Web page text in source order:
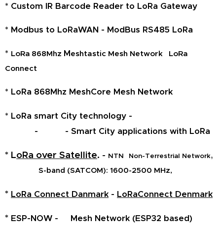
* Custom IR Barcode Reader to LoRa Gateway
* Modbus to LoRaWAN - ModBus RS485 LoRa
* LoRa 868Mhz Meshtastic Mesh Network LoRa
Connect
* LoRa 868Mhz MeshCore Mesh Network
* LoRa smart City technology -
- - Smart City applications with LoRa
* LoRa over Satellite. - NTN Non-Terrestrial Network,
S-band (SATCOM): 1600-2500 MHz,
* LoRa Connect Danmark - LoRaConnect Denmark
* ESP-NOW - Mesh Network (ESP32 based)